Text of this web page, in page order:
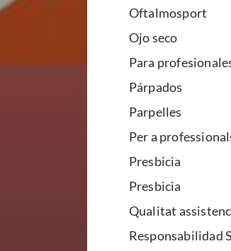
Oftalmosport
Ojo seco
Para
Párpados
Parpelles
Per a
Presbicia
Presbicia
Qualitat
Responsabilidad